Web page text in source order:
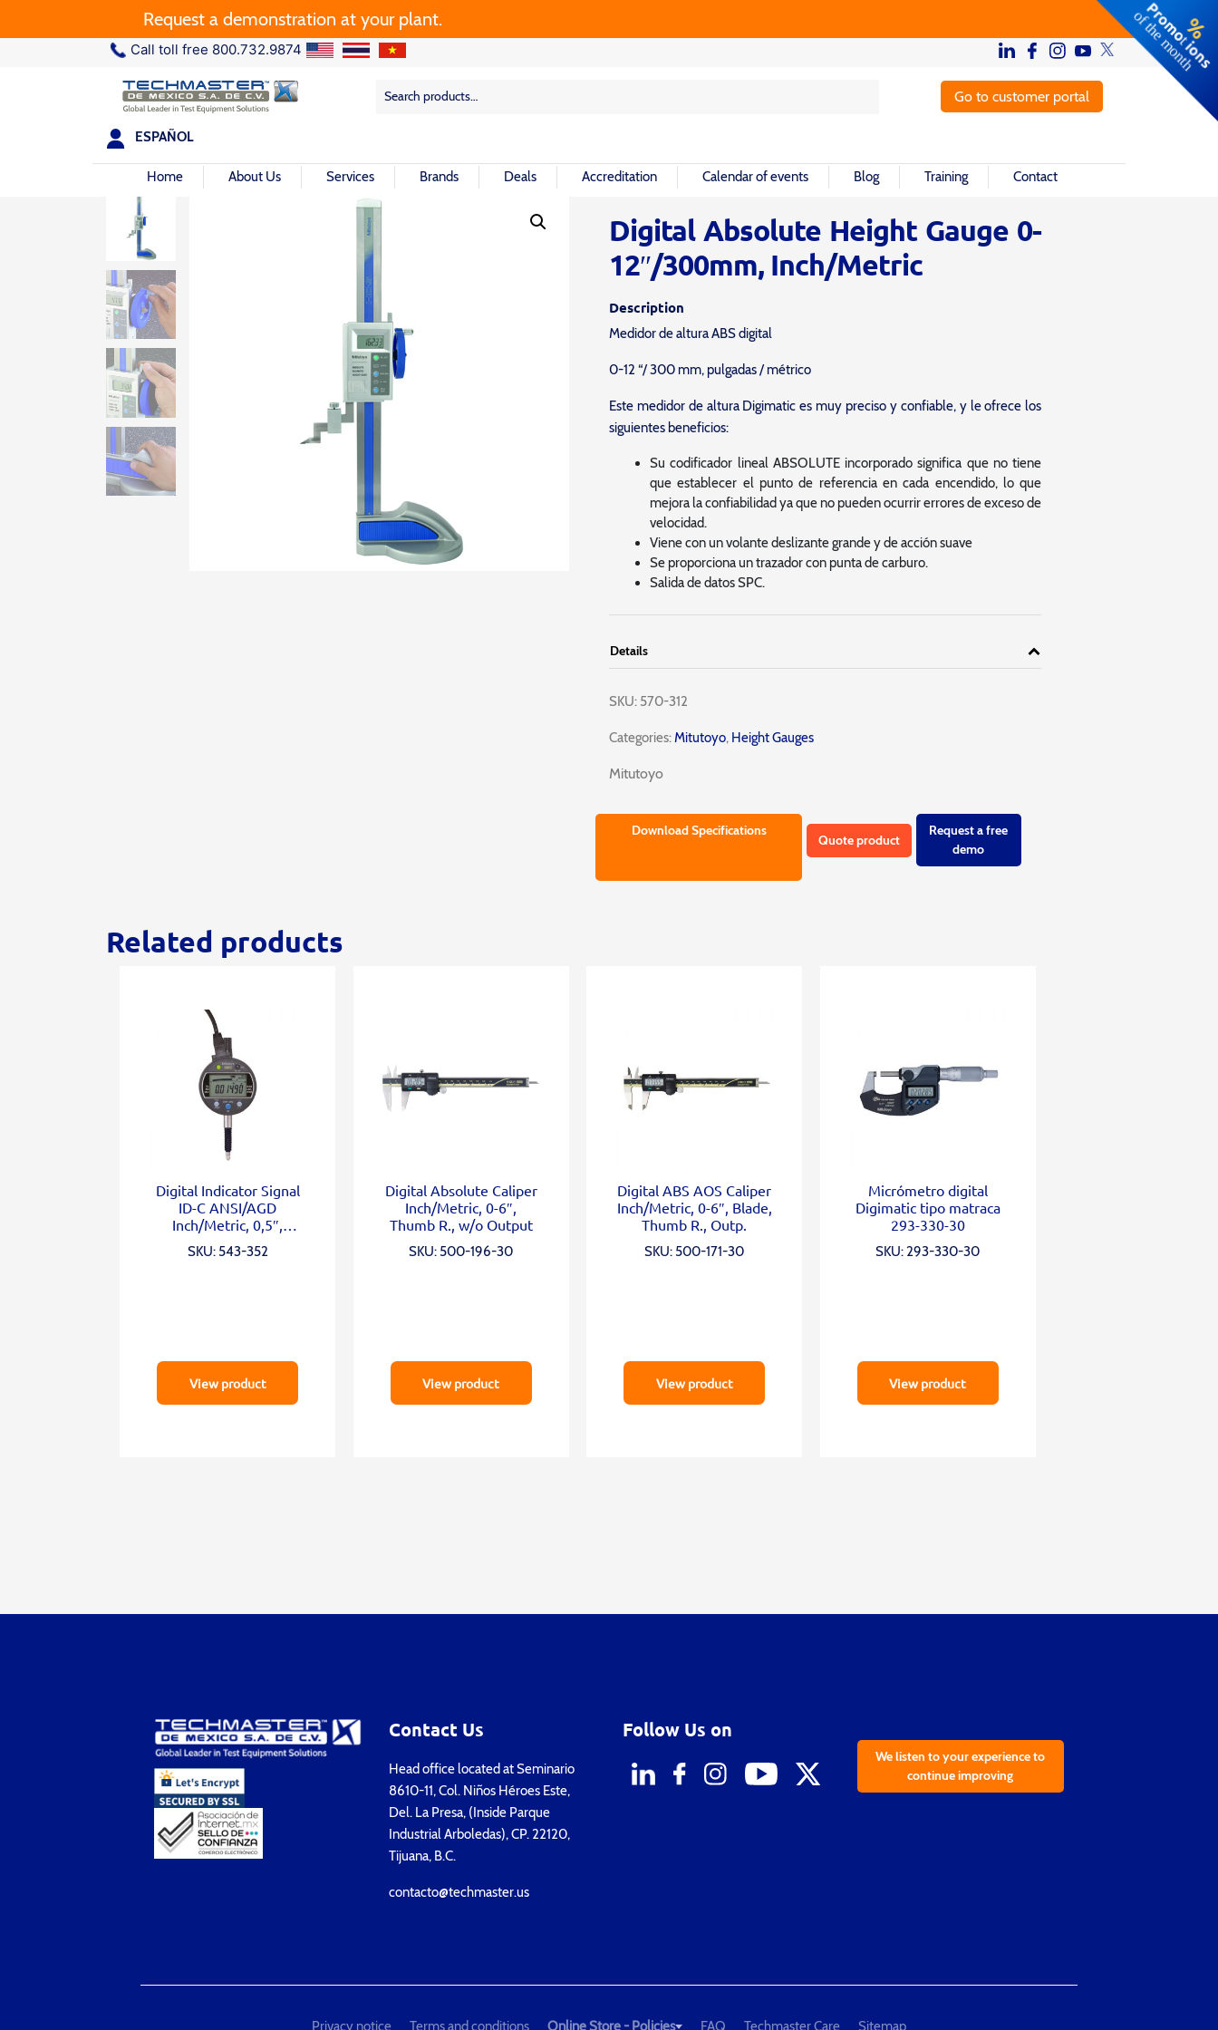
Request a demonstration at your plant.
Call toll free 800.732.9874
Search
Search Go to customer portal
ESPAÑOL
Home About Us Services Brands Deals Accreditation Calendar of events Blog Training Contact
Digital Absolute Height Gauge 0-
12″/300mm, Inch/Metric
Description
Medidor de altura ABS digital
0-12 “/ 300 mm, pulgadas / métrico
Este medidor de altura Digimatic es muy preciso y confiable, y le ofrece los
siguientes beneficios:
Su codificador lineal ABSOLUTE incorporado significa que no tiene
que establecer el punto de referencia en cada encendido, lo que
mejora la confiabilidad ya que no pueden ocurrir errores de exceso de
velocidad.
Viene con un volante deslizante grande y de acción suave
Se proporciona un trazador con punta de carburo.
Salida de datos SPC.
Details
SKU: 570-312
Categories:Mitutoyo, Height Gauges
Mitutoyo
Download Specifications
Quote product
Request a free
demo
Related products
Digital Indicator Signal
ID-C ANSI/AGD
Inch/Metric, 0,5″,
SKU: 543-352
View product
Digital Absolute Caliper
Inch/Metric, 0-6″,
Thumb R., w/o Output
SKU: 500-196-30
View product
Digital ABS AOS Caliper
Inch/Metric, 0-6″, Blade,
Thumb R., Outp.
SKU: 500-171-30
View product
Micrómetro digital
Digimatic tipo matraca
293-330-30
SKU: 293-330-30
View product
Contact Us
Head office located at Seminario
8610-11, Col. Niños Héroes Este,
Del. La Presa, (Inside Parque
Industrial Arboledas), CP. 22120,
Tijuana, B.C.
contacto@techmaster.us
Follow Us on
We listen to your experience to
continue improving
Privacy notice Terms and conditions Online Store - Policies FAQ Techmaster Care Sitemap